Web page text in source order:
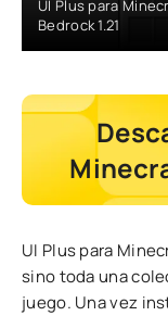
UI Plus para
Bedrock 1.21
UI Plus para
sino toda una
juego. Una vez